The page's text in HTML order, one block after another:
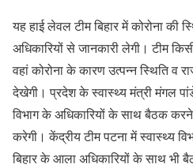
यह हाई लेवल टीम बिहार में कोरोना की
अधिकारियों से जानकारी लेगी। टीम
वहां कोरोना के कारण उत्पन्न स्थिति व
देखेगी। प्रदेश के स्वास्थ्य मंत्री मंगल
विभाग के अधिकारियों के साथ बैठक करने
करेगी। केंद्रीय टीम पटना में स्वास्थ्य
बिहार के आला अधिकारियों के साथ भी